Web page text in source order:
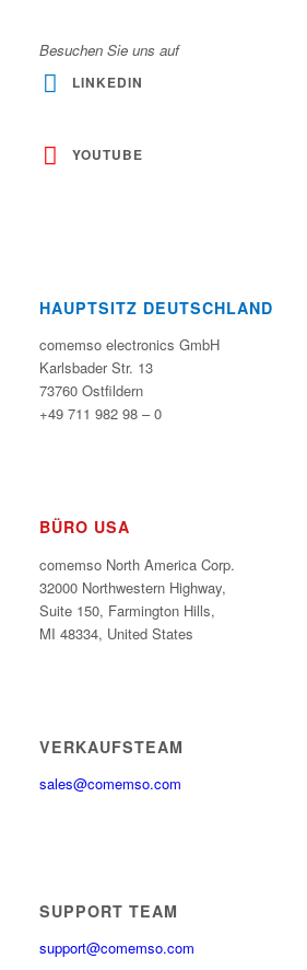
Besuchen Sie uns auf
LINKEDIN
YOUTUBE
HAUPTSITZ DEUTSCHLAND
comemso electronics GmbH
Karlsbader Str. 13
73760 Ostfildern
+49 711 982 98 – 0
BÜRO USA
comemso North America Corp.
32000 Northwestern Highway,
Suite 150, Farmington Hills,
MI 48334, United States
VERKAUFSTEAM
sales@comemso.com
SUPPORT TEAM
support@comemso.com